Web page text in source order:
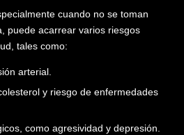
cuando no se toman
puede acarrear varios riesgos
tales como:
arterial.
y riesgo de enfermedades
como agresividad y depresión.